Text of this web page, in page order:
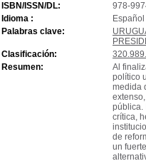
ISBN/ISSN/DL:
978-
Idioma :
Español
Palabras clave:
Clasificación:
Resumen:
Al
político
medida
pública.
crítica,
de
un